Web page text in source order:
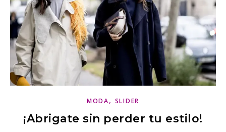
MODA, SLIDER
¡Abrigate sin perder tu estilo!